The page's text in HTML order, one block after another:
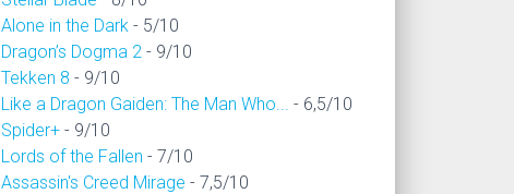
Alone in the Dark - 5/10
Dragon’s Dogma 2 - 9/10
Tekken 8 - 9/10
Like a Dragon Gaiden: The Man Who... - 6,5/10
Spider+ - 9/10
Lords of the Fallen - 7/10
Assassin's Creed Mirage - 7,5/10